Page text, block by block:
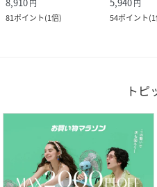
円
81ポイント(1倍)
円
54ポイント(
トピ